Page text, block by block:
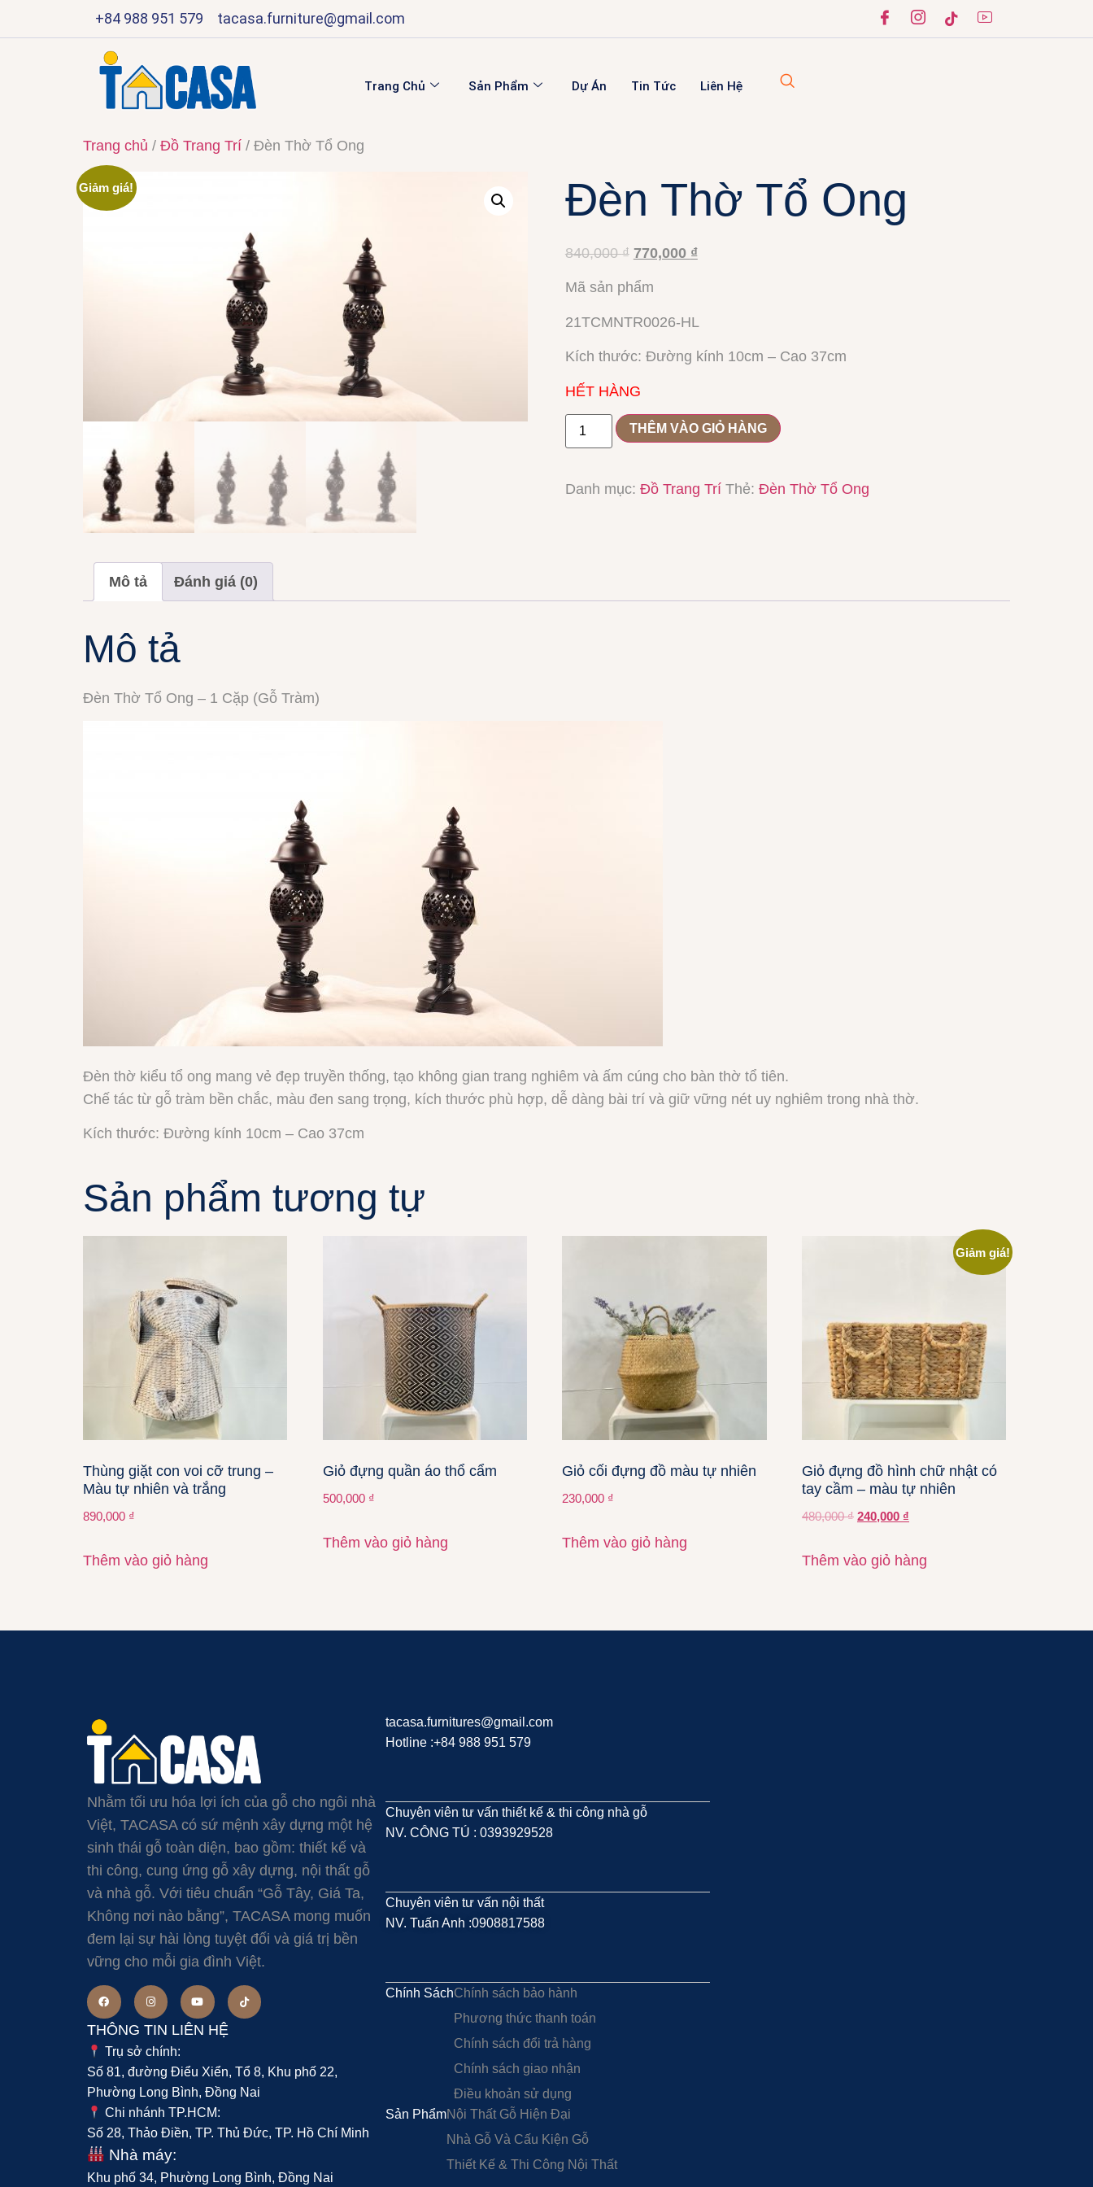
+84 988 951 579 tacasa.furniture@gmail.com
Trang Chủ Sản Phẩm Dự Án Tin Tức Liên Hệ
Trang chủ / Đồ Trang Trí / Đèn Thờ Tổ Ong
Giảm giá! Đèn Thờ Tổ Ong
840,000₫ 770,000 ₫
Mã sản phẩm
21TCMNTR0026-HL
Kích thước: Đường kính 10cm – Cao 37cm
HẾT HÀNG
THÊM VÀO GIỎ HÀNG
Danh mục: Đồ Trang Trí Thẻ: Đèn Thờ Tổ Ong
Mô tả Đánh giá (0)
Mô tả
Đèn Thờ Tổ Ong – 1 Cặp (Gỗ Tràm)
Đèn thờ kiểu tổ ong mang vẻ đẹp truyền thống, tạo không gian trang nghiêm và ấm cúng cho bàn thờ tổ tiên.
Chế tác từ gỗ tràm bền chắc, màu đen sang trọng, kích thước phù hợp, dễ dàng bài trí và giữ vững nét uy nghiêm trong nhà thờ.
Kích thước: Đường kính 10cm – Cao 37cm
Sản phẩm tương tự
Thùng giặt con voi cỡ trung –
Màu tự nhiên và trắng
890,000 ₫
Thêm vào giỏ hàng
Giỏ đựng quần áo thổ cẩm
500,000 ₫
Thêm vào giỏ hàng
Giỏ cối đựng đồ màu tự nhiên
230,000 ₫
Thêm vào giỏ hàng
Giảm giá!
Giỏ đựng đồ hình chữ nhật có
tay cầm – màu tự nhiên
480,000₫ 240,000 ₫
Thêm vào giỏ hàng
Nhằm tối ưu hóa lợi ích của gỗ cho ngôi nhà
Việt, TACASA có sứ mệnh xây dựng một hệ
sinh thái gỗ toàn diện, bao gồm: thiết kế và
thi công, cung ứng gỗ xây dựng, nội thất gỗ
và nhà gỗ. Với tiêu chuẩn “Gỗ Tây, Giá Ta,
Không nơi nào bằng”, TACASA mong muốn
đem lại sự hài lòng tuyệt đối và giá trị bền
vững cho mỗi gia đình Việt.
THÔNG TIN LIÊN HỆ
Trụ sở chính:
Số 81, đường Điểu Xiển, Tổ 8, Khu phố 22,
Phường Long Bình, Đồng Nai
Chi nhánh TP.HCM:
Số 28, Thảo Điền, TP. Thủ Đức, TP. Hồ Chí Minh
Nhà máy:
Khu phố 34, Phường Long Bình, Đồng Nai
tacasa.furnitures@gmail.com
Hotline :+84 988 951 579
Chuyên viên tư vấn thiết kế & thi công nhà gỗ
NV. CÔNG TÚ : 0393929528
Chuyên viên tư vấn nội thất
NV. Tuấn Anh :0908817588
Chính SáchChính sách bảo hành
Phương thức thanh toán
Chính sách đổi trả hàng
Chính sách giao nhận
Điều khoản sử dụng
Sản PhẩmNội Thất Gỗ Hiện Đại
Nhà Gỗ Và Cấu Kiện Gỗ
Thiết Kế & Thi Công Nội Thất